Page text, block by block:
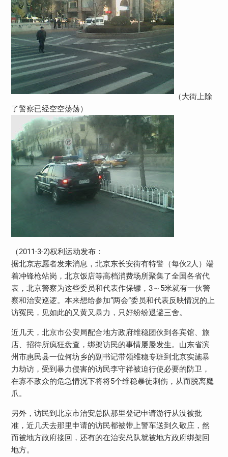
（大街上除
了警察已经空空荡荡）
（2011-3-2)权利运动发布：
据北京志愿者发来消息，北京东长安街有特警（每伙2人）端
着冲锋枪站岗，北京饭店等高档消费场所聚集了全国各省代
表，北京警察为这些委员和代表作保镖，3～5米就有一伙警
察和治安巡逻。本来想给参加“两会”委员和代表反映情况的上
访冤民，见如此的又黄又暴力，只好纷纷退避三舍。
近几天，北京市公安局配合地方政府维稳团伙到各宾馆、旅
店、招待所疯狂盘查，绑架访民的事情屡屡发生。山东省滨
州市惠民县一位何坊乡的副书记带领维稳专班到北京实施暴
力劫访，受到暴力侵害的访民李守祥被迫行使必要的防卫，
在寡不敌众的危急情况下将将5个维稳暴徒刺伤，从而脱离魔
爪。
另外，访民到北京市治安总队那里登记申请游行从没被批
准，近几天去那里申请的访民都被带上警车送到久敬庄，然
而被地方政府接回，还有的在治安总队就被地方政府绑架回
地方。